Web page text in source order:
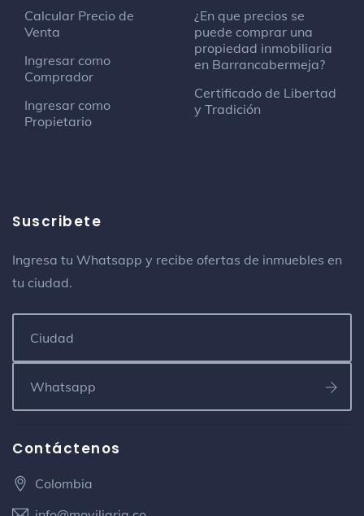
Calcular Precio de
Venta
Ingresar como
Comprador
Ingresar como
Propietario
¿En que precios se
puede comprar una
propiedad inmobiliaria
en Barrancabermeja?
Certificado de Libertad
y Tradición
Suscribete
Ingresa tu Whatsapp y recibe ofertas de inmuebles en
tu ciudad.
Contáctenos
Colombia